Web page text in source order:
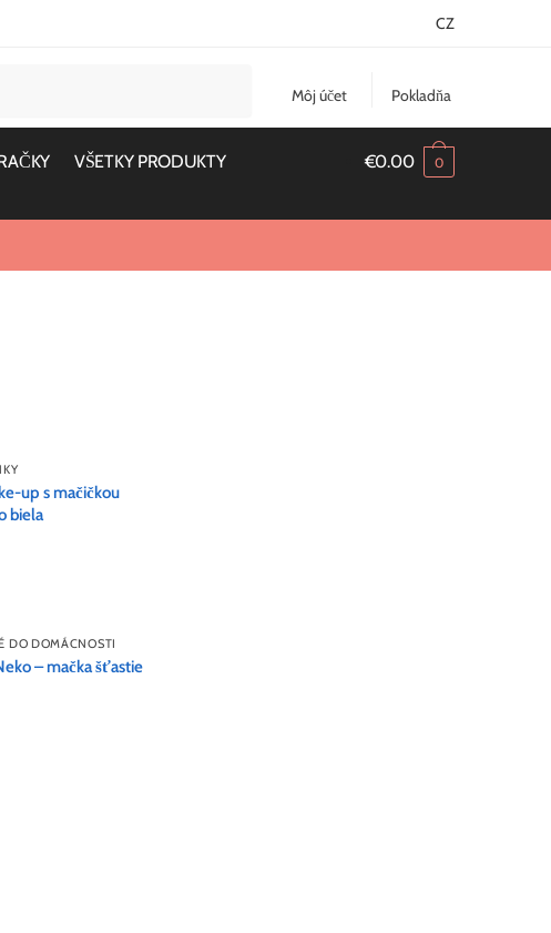
CZ
Môj účet Pokladňa
VŠETKY PRODUKTY €0.00 0
up s mačičkou
biela
DO DOMÁCNOSTI
– mačka šťastie